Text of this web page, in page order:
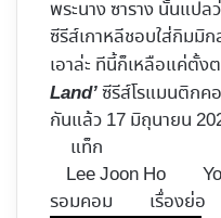
พระนาง ซาราง นั้นแป
ซีรีส์เกาหลีชอบใส่กิมมิก
เอาล่ะ ทีนี้ก็เหลือแค่ตั้ง
Land’ ซีรีส์โรแมนติกค
กันแล้ว 17 มิถุนายน
แท็ก
Lee Joon Ho
รอมคอม
เรื่องย่อ